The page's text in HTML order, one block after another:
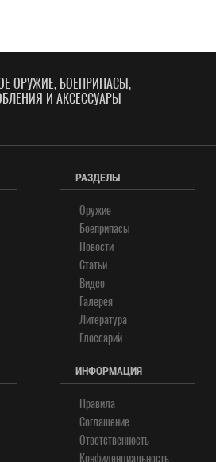
ОРУЖИЕ, БОЕПРИПАСЫ,
И АКСЕССУАРЫ
РАЗДЕЛЫ
Оружие
Боеприпасы
Новости
Статьи
Видео
Галерея
Литература
Глоссарий
ИНФОРМАЦИЯ
Правила
Соглашение
Ответственность
Конфиденциальность